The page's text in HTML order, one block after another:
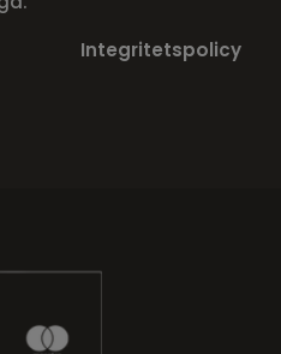
Integritetspolicy